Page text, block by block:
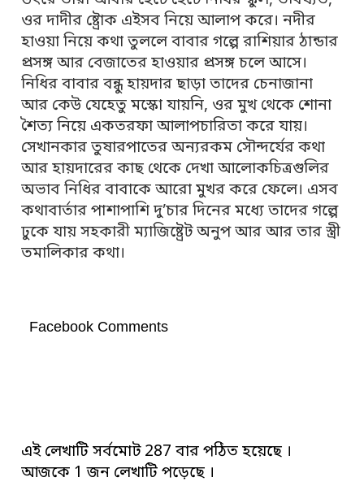
ওর দাদীর ষ্ট্রোক এইসব নিয়ে আলাপ করে। নদীর
হাওয়া নিয়ে কথা তুললে বাবার গল্পে রাশিয়ার ঠান্ডার
প্রসঙ্গ আর বেজাতের হাওয়ার প্রসঙ্গ চলে আসে।
নিধির বাবার বন্ধু হায়দার ছাড়া তাদের চেনাজানা
আর কেউ যেহেতু মস্কো যায়নি, ওর মুখ থেকে শোনা
শৈত্য নিয়ে একতরফা আলাপচারিতা করে যায়।
সেখানকার তুষারপাতের অন্যরকম সৌন্দর্যের কথা
আর হায়দারের কাছ থেকে দেখা আলোকচিত্রগুলির
অভাব নিধির বাবাকে আরো মুখর করে ফেলে। এসব
কথাবার্তার পাশাপাশি দু’চার দিনের মধ্যে তাদের গল্পে
ঢুকে যায় সহকারী ম্যাজিষ্ট্রেট অনুপ আর আর তার স্ত্রী
তমালিকার কথা।
Facebook Comments
এই লেখাটি সর্বমোট 287 বার পঠিত হয়েছে ।
আজকে 1 জন লেখাটি পড়েছে ।